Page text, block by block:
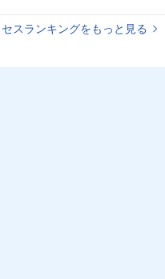
スランキングをもっと見る